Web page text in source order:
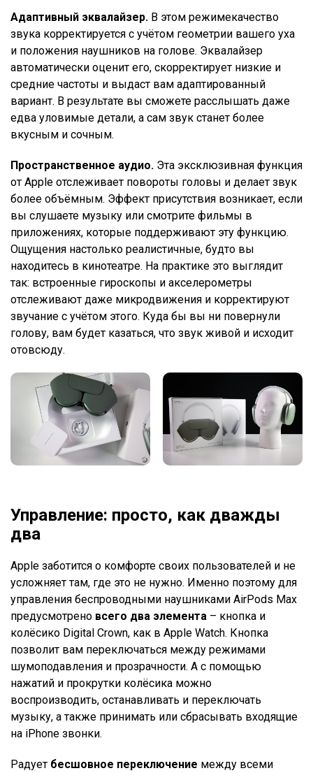
Адаптивный эквалайзер. В этом режимекачество
звука корректируется с учётом геометрии вашего уха
и положения наушников на голове. Эквалайзер
автоматически оценит его, скорректирует низкие и
средние частоты и выдаст вам адаптированный
вариант. В результате вы сможете расслышать даже
едва уловимые детали, а сам звук станет более
вкусным и сочным.
Пространственное аудио. Эта эксклюзивная функция
от Apple отслеживает повороты головы и делает звук
более объёмным. Эффект присутствия возникает, если
вы слушаете музыку или смотрите фильмы в
приложениях, которые поддерживают эту функцию.
Ощущения настолько реалистичные, будто вы
находитесь в кинотеатре. На практике это выглядит
так: встроенные гироскопы и акселерометры
отслеживают даже микродвижения и корректируют
звучание с учётом этого. Куда бы вы ни повернули
голову, вам будет казаться, что звук живой и исходит
отовсюду.
Управление: просто, как дважды
два
Apple заботится о комфорте своих пользователей и не
усложняет там, где это не нужно. Именно поэтому для
управления беспроводными наушниками AirPods Max
предусмотрено всего два элемента – кнопка и
колёсико Digital Crown, как в Apple Watch. Кнопка
позволит вам переключаться между режимами
шумоподавления и прозрачности. А с помощью
нажатий и прокрутки колёсика можно
воспроизводить, останавливать и переключать
музыку, а также принимать или сбрасывать входящие
на iPhone звонки.
Радует бесшовное переключение между всеми